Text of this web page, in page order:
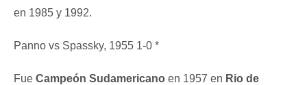
en 1985 y 1992.
Panno vs Spassky, 1955 1-0 *
Fue Campeón Sudamericano en 1957 en Rio de